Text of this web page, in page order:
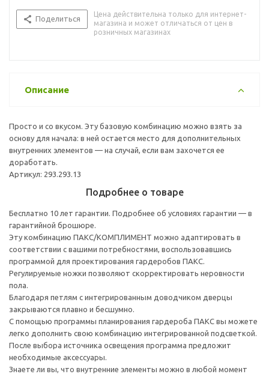
Поделиться
Цена действительна только для интернет-
магазина и может отличаться от цен в
розничных магазинах
Описание
Просто и со вкусом. Эту базовую комбинацию можно взять за
основу для начала: в ней остается место для дополнительных
внутренних элементов — на случай, если вам захочется ее
доработать.
Артикул: 293.293.13
Подробнее о товаре
Бесплатно 10 лет гарантии. Подробнее об условиях гарантии — в
гарантийной брошюре.
Эту комбинацию ПАКС/КОМПЛИМЕНТ можно адаптировать в
соответствии с вашими потребностями, воспользовавшись
программой для проектирования гардеробов ПАКС.
Регулируемые ножки позволяют скорректировать неровности
пола.
Благодаря петлям с интегрированным доводчиком дверцы
закрываются плавно и бесшумно.
С помощью программы планирования гардероба ПАКС вы можете
легко дополнить свою комбинацию интегрированной подсветкой.
После выбора источника освещения программа предложит
необходимые аксессуары.
Знаете ли вы, что внутренние элементы можно в любой момент